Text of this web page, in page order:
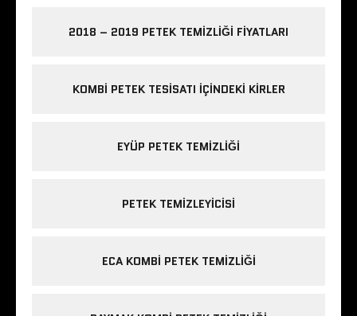
2018 – 2019 PETEK TEMIZLIĞI FIYATLARI
KOMBI PETEK TESISATI IÇINDEKI KIRLER
EYÜP PETEK TEMIZLIĞI
PETEK TEMIZLEYICISI
ECA KOMBI PETEK TEMIZLIĞI